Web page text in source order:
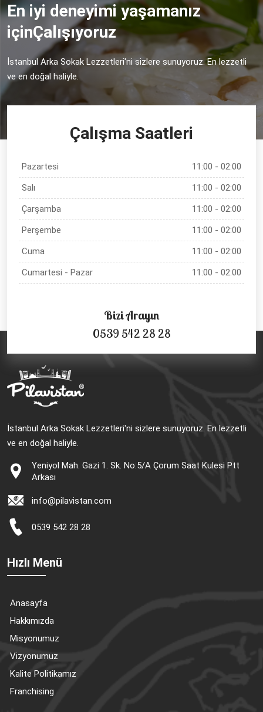
En iyi deneyimi yaşamanız
içinÇalışıyoruz
İstanbul Arka Sokak Lezzetleri'ni sizlere sunuyoruz. En lezzetli
ve en doğal haliyle.
Çalışma Saatleri
Pazartesi
11:00 - 02:00
Salı
11:00 - 02:00
Çarşamba
11:00 - 02:00
Perşembe
11:00 - 02:00
Cuma
11:00 - 02:00
Cumartesi - Pazar
11:00 - 02:00
Bizi Arayın
0539 542 28 28
İstanbul Arka Sokak Lezzetleri'ni sizlere sunuyoruz. En lezzetli
ve en doğal haliyle.
Yeniyol Mah. Gazi 1. Sk. No:5/A Çorum Saat Kulesi Ptt
Arkası
info@pilavistan.com
0539 542 28 28
Hızlı Menü
Anasayfa
Hakkımızda
Misyonumuz
Vizyonumuz
Kalite Politikamız
Franchising